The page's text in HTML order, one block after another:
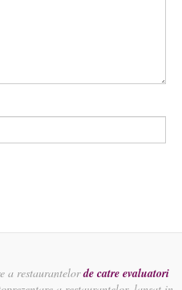
a restaurantelorde catre evaluatori